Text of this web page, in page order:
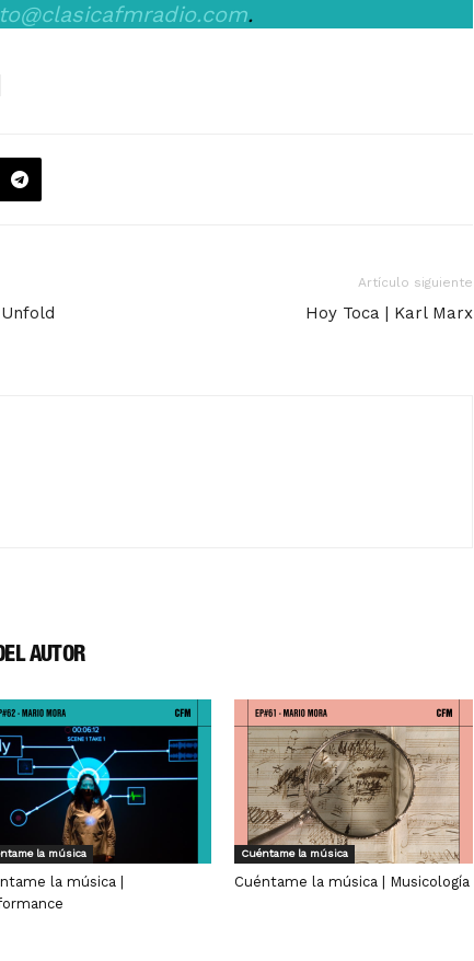
.
Artículo siguiente
Hoy Toca | Karl Marx
AUTOR
la música
la música |
Cuéntame la música
Cuéntame la música | Musicología